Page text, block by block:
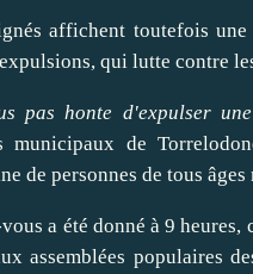
pas honte d'expulser
municipaux de
de personnes de tous
a été donné à 9
assemblées populaires